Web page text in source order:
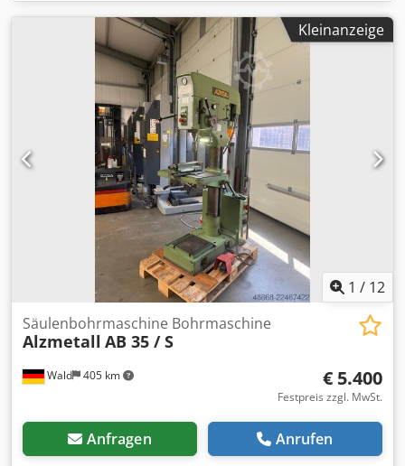
Kleinanzeige
1 / 12
Wald 405 km
Säulenbohrmaschine Bohrmaschine
Alzmetall AB 35 / S
€ 5.400
Festpreis zzgl. MwSt.
Anfragen Anrufen